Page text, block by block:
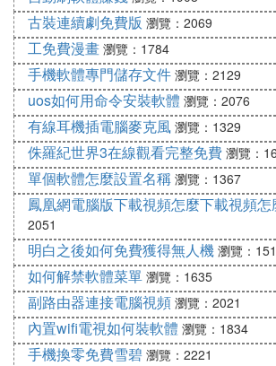
古裝連續劇免費版 瀏覽：2069
工免費漫畫 瀏覽：1784
手機軟體專門儲存文件 瀏覽：2129
uos如何用命令安裝軟體 瀏覽：2076
有線耳機插電腦麥克風 瀏覽：1329
侏羅紀世界3在線觀看完整免費 瀏覽：
單個軟體怎麼設置名稱 瀏覽：1367
鳳凰網電腦版下載視頻怎麼下載視頻怎
2051
明白之後如何免費獲得無人機 瀏覽：
如何解禁軟體菜單 瀏覽：1635
副路由器連接電腦視頻 瀏覽：2021
內置wifi電視如何裝軟體 瀏覽：1834
手機換零免費雪碧 瀏覽：2221